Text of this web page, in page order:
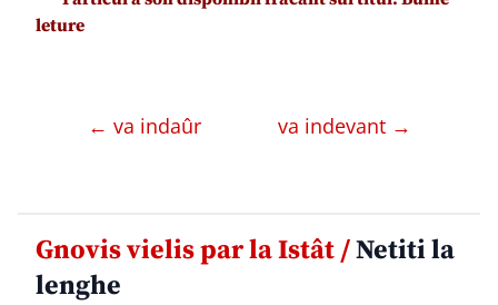
leture
← va indaûr va indevant →
Gnovis vielis par la Istât /Netiti la
lenghe